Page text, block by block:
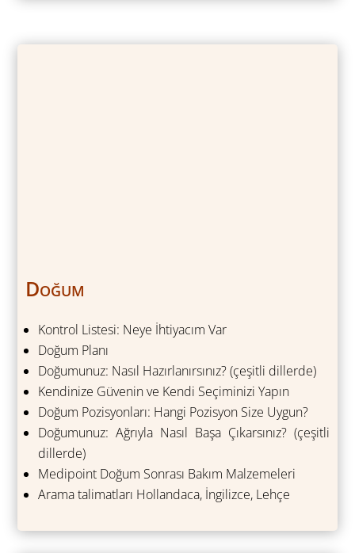
Doğum
Kontrol Listesi: Neye İhtiyacım Var
Doğum Planı
Doğumunuz: Nasıl Hazırlanırsınız?(çeşitli dillerde)
Kendinize Güvenin ve Kendi Seçiminizi Yapın
Doğum Pozisyonları: Hangi Pozisyon Size Uygun?
Doğumunuz:Ağrıyla Nasıl Başa Çıkarsınız?(çeşitli
dillerde)
Medipoint Doğum Sonrası Bakım Malzemeleri
Arama talimatları Hollandaca, İngilizce, Lehçe